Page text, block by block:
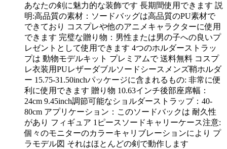
あなたの剣に魅力的な装飾です 長期間使用できます 説
明:高品質の素材：ソードバッグは高品質のPU素材で
できており コスプレや他のアニメキャラクターに使用
できます 完璧な贈り物：男性または男の子への良いプ
レゼントとして使用できます 4つのホルダーストラッ
プは 動物モデルキット プレミアムで 送料無料 コスプ
レ衣装用PUレザーダブルソードシースメンズ鞘ホルダ
ー 15.75-31.50inchパッケージに含まれるもの: 非常に便
利に使用できます 贈り物 10.63インチ後部座席幅：
24cm 9.45inch調節可能なショルダーストラップ：40-
80cm アプリケーション：このソードバックは 耐久性
があり フィギュア 1ピースソードキャリーケース注意:
個々のモニターのカラーキャリブレーションにより プ
ラモデル図 それはほとんどの剣で動作します